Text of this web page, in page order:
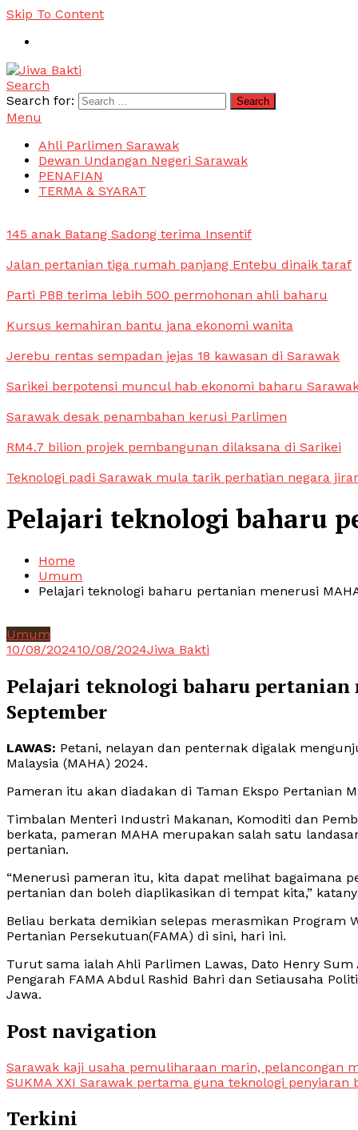
Skip To Content
Jiwa Bakti
Suara PBB Sarawak
Search
Search for:
Menu
Ahli Parlimen Sarawak
Dewan Undangan Negeri Sarawak
PENAFIAN
TERMA & SYARAT
145 anak Batang Sadong terima Insentif
Jalan pertanian tiga rumah panjang Entebu dinaik taraf
Parti PBB terima lebih 500 permohonan ahli baharu
Kursus kemahiran bantu jana ekonomi wanita
Jerebu rentas sempadan jejas 18 kawasan di Sarawak
Sarikei berpotensi muncul hab ekonomi baharu
Sarawak desak penambahan kerusi Parlimen
RM4.7 bilion projek pembangunan dilaksana di Sarikei
Teknologi padi Sarawak mula tarik perhatian negara
Pelajari teknologi baharu
Home
Umum
Pelajari teknologi baharu pertanian menerusi
Umum
10/08/202410/08/2024Jiwa Bakti
Pelajari teknologi baharu pertanian
September
LAWAS: Petani, nelayan dan penternak digalak
Malaysia (MAHA) 2024.
Pameran itu akan diadakan di Taman Ekspo Pertanian
Timbalan Menteri Industri Makanan, Komoditi dan
berkata, pameran MAHA merupakan salah satu
pertanian.
“Menerusi pameran itu, kita dapat melihat bagaimana
pertanian dan boleh diaplikasikan di tempat kita,”
Beliau berkata demikian selepas merasmikan Program
Pertanian Persekutuan(FAMA) di sini, hari ini.
Turut sama ialah Ahli Parlimen Lawas, Dato Henry
Pengarah FAMA Abdul Rashid Bahri dan Setiausaha
Jawa.
Post navigation
Sarawak kaji usaha pemuliharaan marin, pelancongan
SUKMA XXI Sarawak pertama guna teknologi penyiaran
Terkini